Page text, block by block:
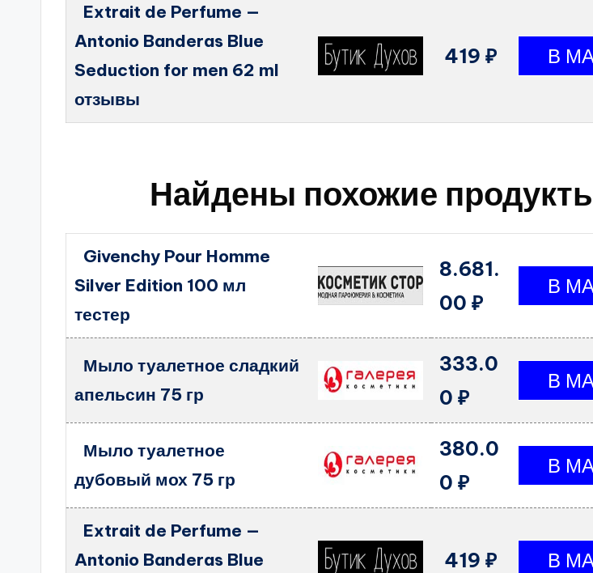
Extrait de Perfume —
Antonio Banderas Blue
Seduction for men 62 ml
отзывы
419 ₽
Найдены похожие
Givenchy Pour Homme
Silver Edition 100 мл
тестер
8.681.
00 ₽
Мыло туалетное сладкий
апельсин 75 гр
333.0
0 ₽
Мыло туалетное
дубовый мох 75 гр
380.0
0 ₽
Extrait de Perfume —
Antonio Banderas Blue
419 ₽